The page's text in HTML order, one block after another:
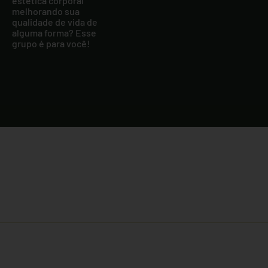
melhorando sua
qualidade de vida de
alguma forma? Esse
grupo é para você!